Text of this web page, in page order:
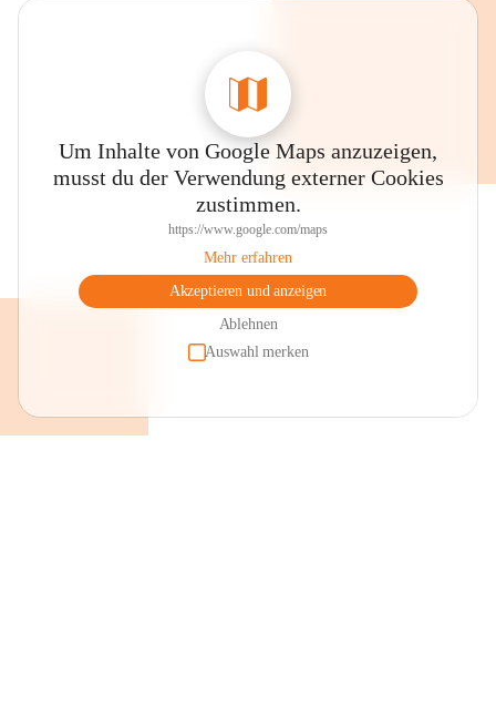
Um Inhalte von Google Maps anzuzeigen,
musst du der Verwendung externer Cookies
zustimmen.
https://www.google.com/maps
Mehr erfahren
Akzeptieren und anzeigen
Ablehnen
Auswahl merken